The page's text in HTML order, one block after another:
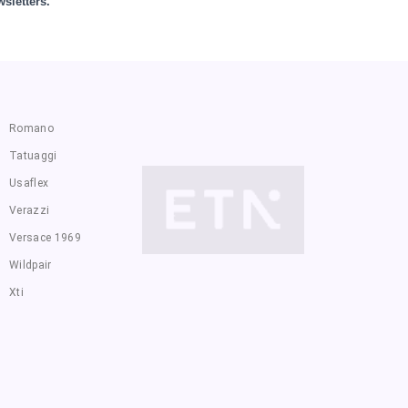
Romano
Tatuaggi
Usaflex
Verazzi
Versace 1969
Wildpair
Xti